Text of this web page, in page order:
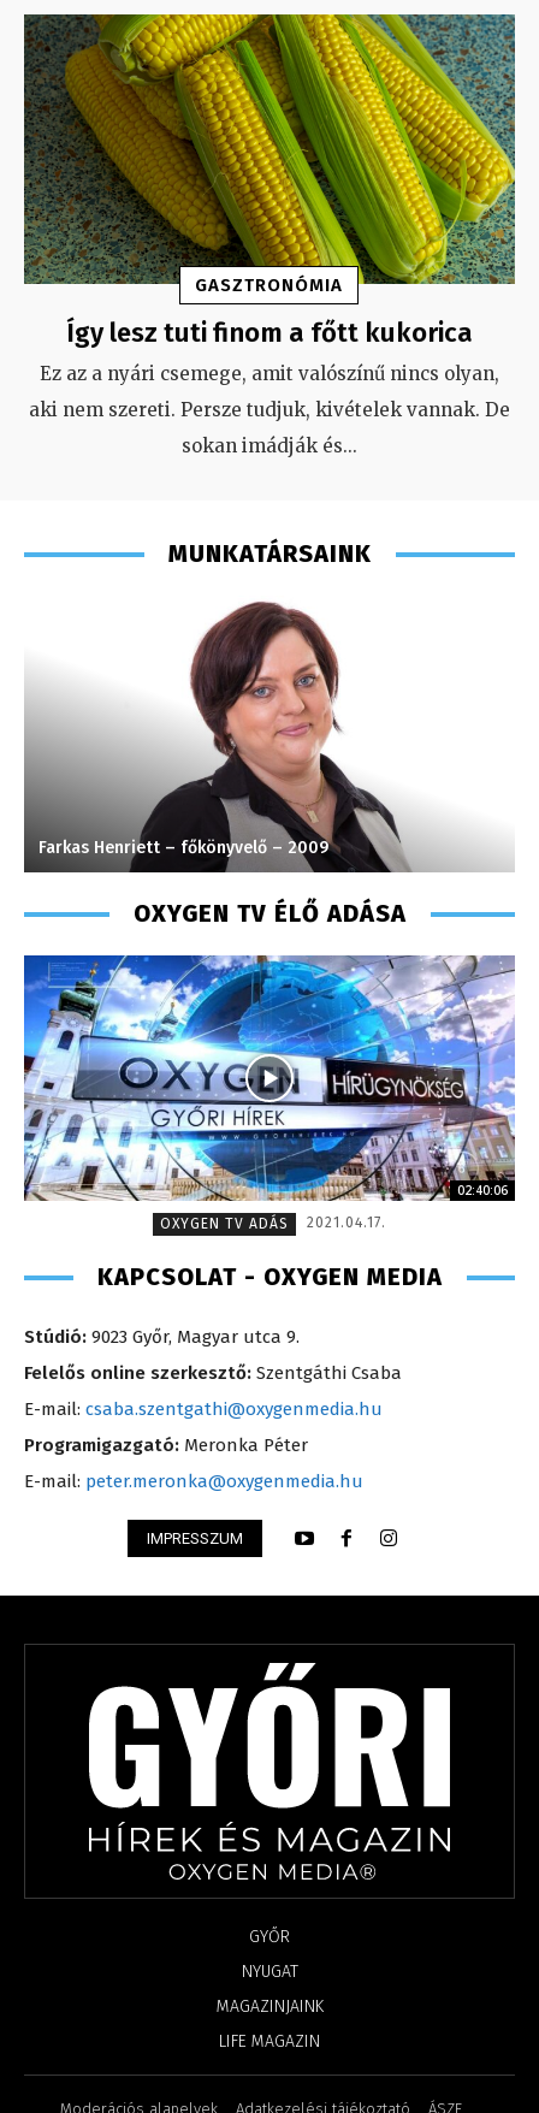
GASZTRONÓMIA
Így lesz tuti finom a főtt kukorica
Ez az a nyári csemege, amit valószínű nincs olyan,
aki nem szereti. Persze tudjuk, kivételek vannak. De
sokan imádják és...
MUNKATÁRSAINK
Farkas Henriett – főkönyvelő – 2009
OXYGEN TV ÉLŐ ADÁSA
02:40:06
OXYGEN TV ADÁS
2021.04.17.
KAPCSOLAT - OXYGEN MEDIA
Stúdió: 9023 Győr, Magyar utca 9.
Felelős online szerkesztő: Szentgáthi Csaba
E-mail: csaba.szentgathi@oxygenmedia.hu
Programigazgató: Meronka Péter
E-mail: peter.meronka@oxygenmedia.hu
IMPRESSZUM
GYŐR
NYUGAT
MAGAZINJAINK
LIFE MAGAZIN
Moderációs alapelvek Adatkezelési tájékoztató ÁSZF